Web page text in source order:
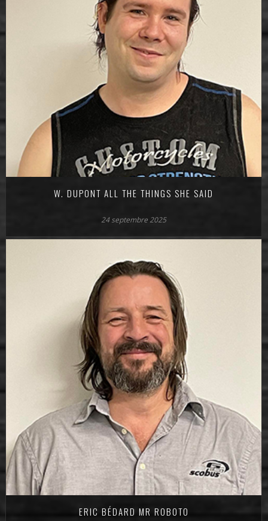
W. DUPONT ALL THE THINGS SHE SAID
24 septembre 2025
ERIC BÉDARD MR ROBOTO